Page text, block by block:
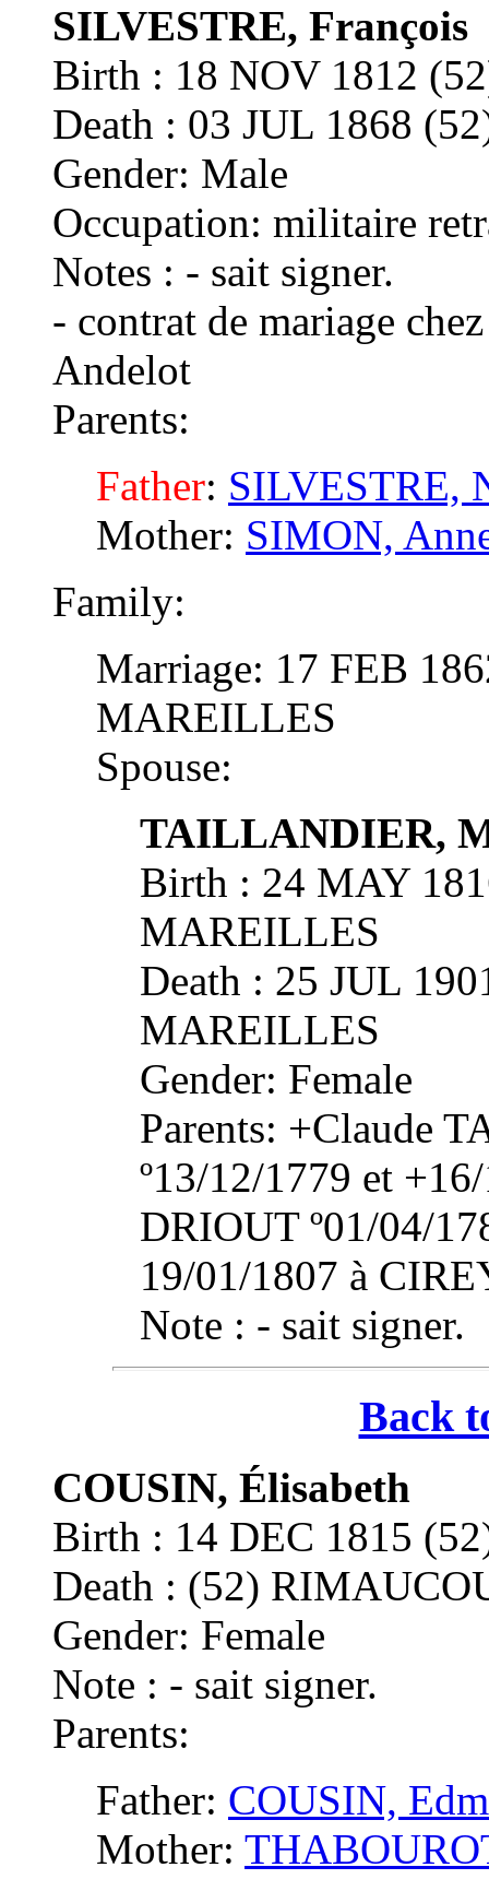
SILVESTRE, François
Birth : 18 NOV 1812
Death : 03 JUL 1868
Gender: Male
Occupation: militaire
Notes : - sait signer.
- contrat de mariage
Andelot
Parents:
Father: SILVESTRE,
Mother: SIMON,
Family:
Marriage: 17 FEB
MAREILLES
Spouse:
TAILLANDIER,
Birth : 24 MAY
MAREILLES
Death : 25 JUL
MAREILLES
Gender: Female
Parents: +Claude
º13/12/1779 et
DRIOUT º01/04/
19/01/1807 à
Note : - sait signer.
Back
COUSIN, Élisabeth
Birth : 14 DEC 1815
Death : (52)
Gender: Female
Note : - sait signer.
Parents:
Father: COUSIN,
Mother: